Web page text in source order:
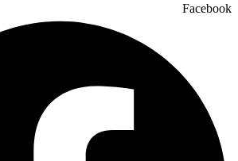
Facebook